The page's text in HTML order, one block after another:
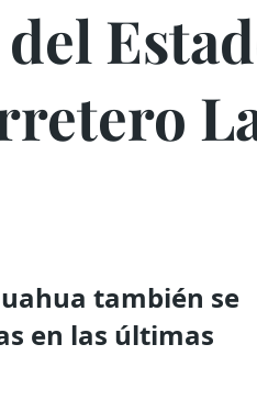
también se
en las últimas